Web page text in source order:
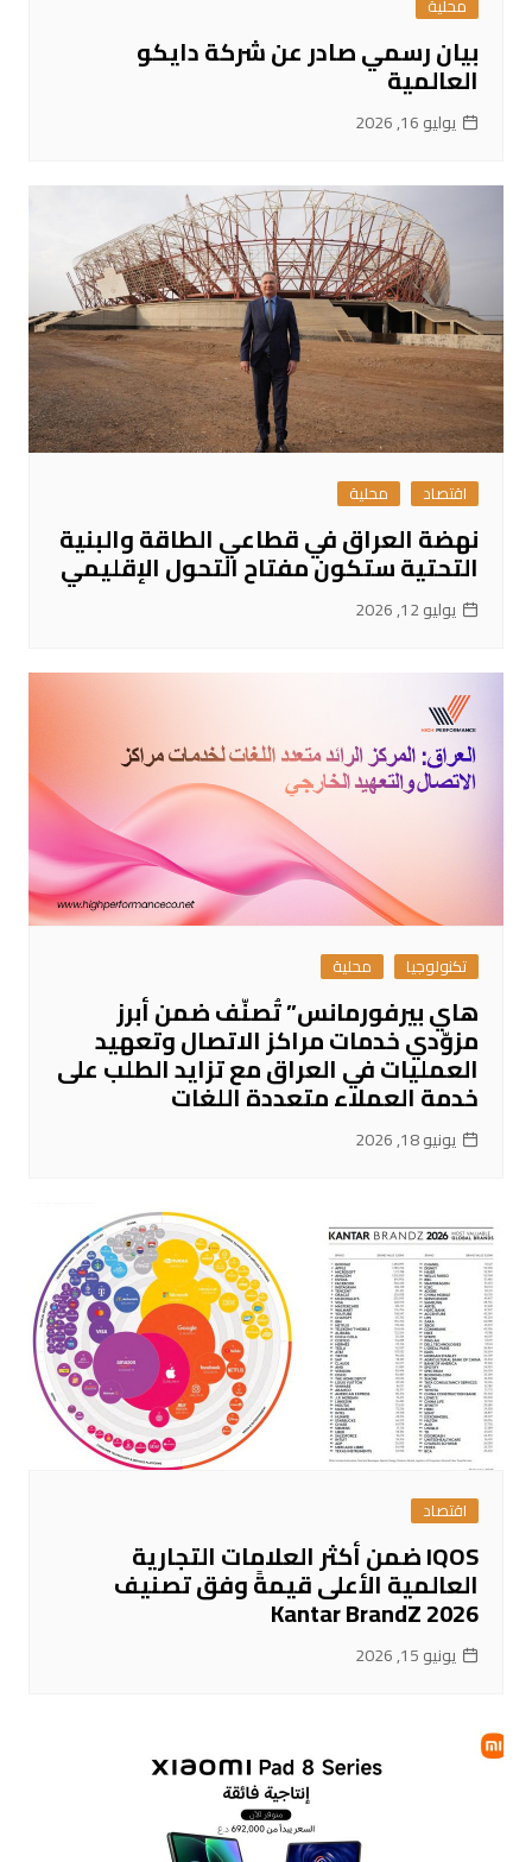
بيان رسمي صادر عن شركة دايكو
العالمية
يوليو 16, 2026
اقتصاد محلية
نهضة العراق في قطاعي الطاقة والبنية
التحتية ستكون مفتاح التحول الإقليمي
يوليو 12, 2026
تكنولوجيا محلية
هاي بيرفورمانس” تُصنّف ضمن أبرز
مزوّدي خدمات مراكز الاتصال وتعهيد
العمليات في العراق مع تزايد الطلب على
خدمة العملاء متعددة اللغات
يونيو 18, 2026
اقتصاد
IQOS ضمن أكثر العلامات التجارية
العالمية الأعلى قيمةً وفق تصنيف
Kantar BrandZ 2026
يونيو 15, 2026